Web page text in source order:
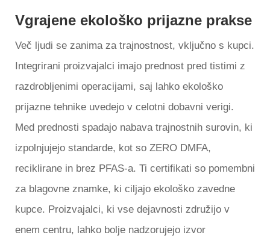
Vgrajene ekološko prijazne prakse
Več ljudi se zanima za trajnostnost, vključno s kupci.
Integrirani proizvajalci imajo prednost pred tistimi z
razdrobljenimi operacijami, saj lahko ekološko
prijazne tehnike uvedejo v celotni dobavni verigi.
Med prednosti spadajo nabava trajnostnih surovin, ki
izpolnjujejo standarde, kot so ZERO DMFA,
reciklirane in brez PFAS-a. Ti certifikati so pomembni
za blagovne znamke, ki ciljajo ekološko zavedne
kupce. Proizvajalci, ki vse dejavnosti združijo v
enem centru, lahko bolje nadzorujejo izvor